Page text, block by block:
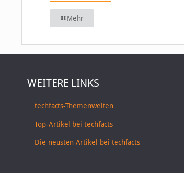
Mehr
WEITERE LINKS
techfacts-Themenwelten
Top-Artikel bei techfacts
Die neusten Artikel bei techfacts